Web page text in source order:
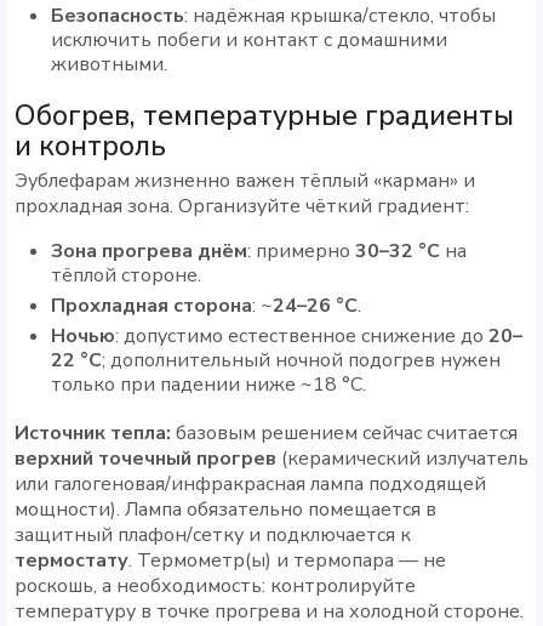
Безопасность: надёжная крышка/стекло, чтобы
исключить побеги и контакт с домашними
животными.
Обогрев, температурные градиенты
и контроль
Эублефарам жизненно важен тёплый «карман» и
прохладная зона. Организуйте чёткий градиент:
Зона прогрева днём: примерно 30–32 °C на
тёплой стороне.
Прохладная сторона: ~24–26 °C.
Ночью: допустимо естественное снижение до 20–
22 °C; дополнительный ночной подогрев нужен
только при падении ниже ~18 °C.
Источник тепла: базовым решением сейчас считается
верхний точечный прогрев (керамический излучатель
или галогеновая/инфракрасная лампа подходящей
мощности). Лампа обязательно помещается в
защитный плафон/сетку и подключается к
термостату. Термометр(ы) и термопара — не
роскошь, а необходимость: контролируйте
температуру в точке прогрева и на холодной стороне.